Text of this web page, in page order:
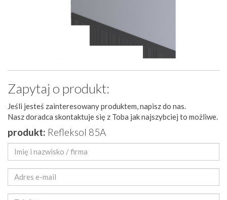
Zapytaj o produkt:
Jeśli jesteś zainteresowany produktem, napisz do nas.
Nasz doradca skontaktuje się z Toba jak najszybciej to możliwe.
produkt: Refleksol 85A